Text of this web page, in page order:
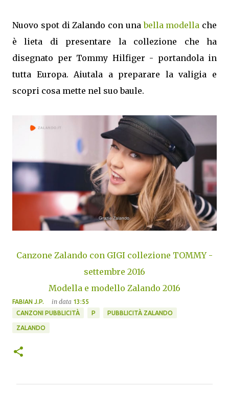
Nuovo spot di Zalando con unabella modella che
è lieta di presentare la collezione che ha
disegnato per Tommy Hilfiger - portandola in
tutta Europa. Aiutala a preparare la valigia e
scopri cosa mette nel suo baule.
Canzone Zalando con GIGI collezione TOMMY -
settembre 2016
Modella e modello Zalando 2016
FABIAN J.P. in data 13:55
CANZONI PUBBLICITÀ
P PUBBLICITÀ ZALANDO
ZALANDO